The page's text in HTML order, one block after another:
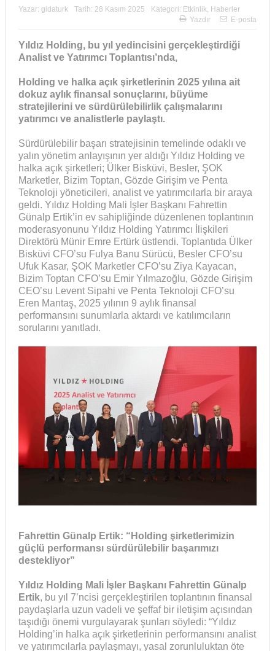
Yazar: gidaturk Tarih: 28 Kasım 2025 Kategori: Etkinlik, Haberler
Yazdır
E-posta
Yıldız Holding, bu yıl yedincisini gerçekleştirdiği
Analist ve Yatırımcı Toplantısı’nda,
Holding ve halka açık şirketlerinin 2025 yılına ait
dokuz aylık finansal sonuçlarını, büyüme
stratejilerini ve sürdürülebilirlik çalışmalarını
yatırımcı ve analistlerle paylaştı.
Sürdürülebilir başarı stratejisinin temelinde odaklı ve
yalın yönetim anlayışının yer aldığı Yıldız Holding ve
halka açık şirketleri; Ülker Bisküvi, Besler, ŞOK
Marketler, Bizim Toptan, Gözde Girişim ve Penta
Teknoloji yöneticileri, analist ve yatırımcılarla bir araya
geldi. Yıldız Holding Mali İşler Başkanı Fahrettin
Günalp Ertik’in ev sahipliğinde düzenlenen toplantının
moderasyonunu Yıldız Holding Yatırımcı İlişkileri
Direktörü Münir Emre Ertürk üstlendi. Toplantıda Ülker
Bisküvi CFO’su Fulya Banu Sürücü, Besler CFO’su
Ufuk Kasar, ŞOK Marketler CFO’su Ziya Kayacan,
Bizim Toptan CFO’su Emir Yılmazoğlu, Gözde Girişim
CEO’su Levent Sipahi ve Penta Teknoloji CFO’su
Eren Mantaş, 2025 yılının 9 aylık finansal
performansını sunumlarla aktardı ve katılımcıların
sorularını yanıtladı.
Fahrettin Günalp Ertik: “Holding şirketlerimizin
güçlü performansı sürdürülebilir başarımızı
destekliyor”
Yıldız Holding Mali İşler Başkanı Fahrettin Günalp
Ertik, bu yıl 7’ncisi gerçekleştirilen toplantının finansal
paydaşlarla uzun vadeli ve şeffaf bir iletişim açısından
taşıdığı önemi vurgulayarak şunları söyledi: “Yıldız
Holding’in halka açık şirketlerinin performansını analist
ve yatırımcılarla paylaşmayı, yasal zorunluluktan öte